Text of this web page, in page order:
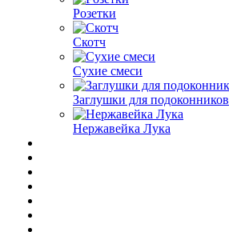
Розетки
Скотч
Сухие смеси
Заглушки для подоконников
Нержавейка Лука